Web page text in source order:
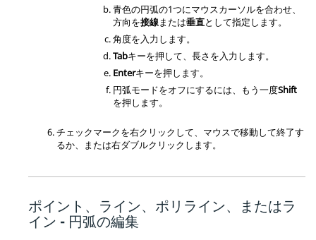
青色の円弧の1つにマウスカーソルを合わせ、
方向を接線または垂直として指定します。
角度を入力します。
Tabキーを押して、長さを入力します。
Enterキーを押します。
円弧モードをオフにするには、もう一度Shift
を押します。
チェックマークを右クリックして、マウスで移動して終了す
るか、または右ダブルクリックします。
ポイント、ライン、ポリライン、またはラ
イン - 円弧の編集